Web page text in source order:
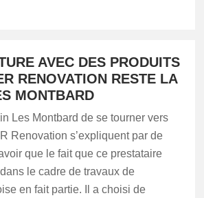
AVEC DES PRODUITS
RENOVATION RESTE LA
MONTBARD
Les Montbard de se tourner vers
Renovation s’expliquent par de
que le fait que ce prestataire
le cadre de travaux de
en fait partie. Il a choisi de